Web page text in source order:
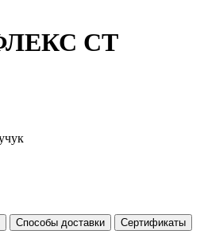
СТ
Способы доставки
Сертификаты